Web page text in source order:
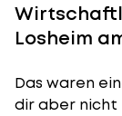
Losheim
Das waren
dir aber nicht